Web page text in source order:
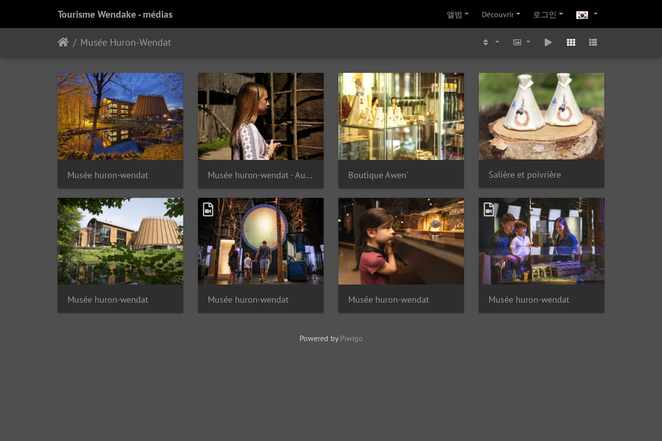
Tourisme Wendake - médias 앨범 Découvrir 로그인
Musée Huron-Wendat
Musée huron-wendat Musée huron-wendat - Audioguide Boutique Awen' Salière et poivrière
Musée huron-wendat Musée huron-wendat Musée huron-wendat Musée huron-wendat
Powered by Piwigo